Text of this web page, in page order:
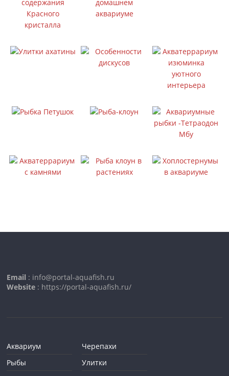
Email : info@portal-aquafish.ru
Website : https://portal-aquafish.ru/
Аквариум
Рыбы
Черепахи
Улитки